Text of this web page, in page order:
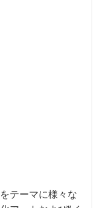
テーマに様々な